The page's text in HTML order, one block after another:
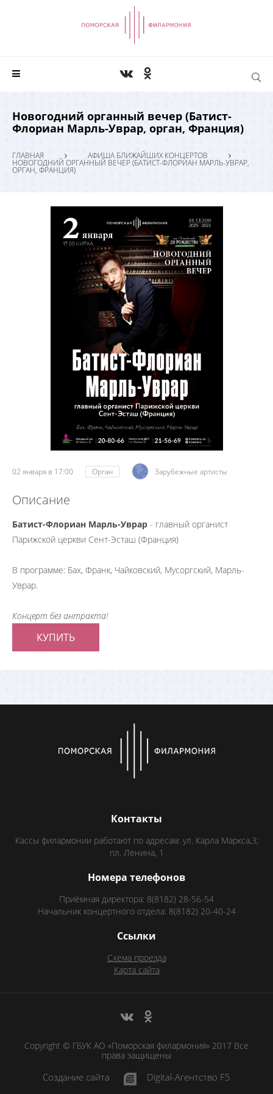
Новогодний органный вечер (Батист-
Флориан Марль-Уврар, орган, Франция)
ГЛАВНАЯ АФИША БЛИЖАЙШИХ КОНЦЕРТОВ
НОВОГОДНИЙ ОРГАННЫЙ ВЕЧЕР (БАТИСТ-ФЛОРИАН МАРЛЬ-УВРАР,
ОРГАН, ФРАНЦИЯ)
02 января в 17:00 Орган Зарубежные артисты
Описание
Батист-Флориан Марль-Уврар - главный органист
Парижской церкви Сент-Эсташ (Франция)
В программе: Бах, Франк, Чайковский, Мусоргский, Марль-
Уврар.
Концерт без антракта!
КУПИТЬ
Контакты
Кассы филармонии работают по адресам: ул. Карла Маркса,3;
пл. Ленина, 1
Номера телефонов
Приёмная директора: 8(8182) 28-56-54
Начальник концертного отдела: 8(8182) 20-40-24
Ссылки
Схема проезда
Карта сайта
Copyright © ГБУК АО «Поморская филармония» 2017 Все
права защищены
Создание сайта Digital-Агентство F5